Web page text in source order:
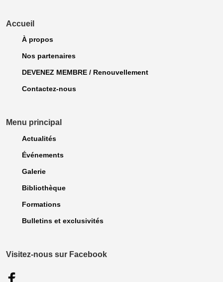
Accueil
À propos
Nos partenaires
DEVENEZ MEMBRE / Renouvellement
Contactez-nous
Menu principal
Actualités
Événements
Galerie
Bibliothèque
Formations
Bulletins et exclusivités
Visitez-nous sur Facebook